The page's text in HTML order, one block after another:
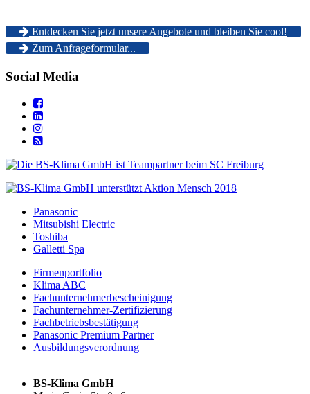
Entdecken Sie jetzt unsere Angebote und bleiben Sie cool!
Zum Anfrageformular...
Social Media
Panasonic
Mitsubishi Electric
Toshiba
Galletti Spa
Firmenportfolio
Klima ABC
Fachunternehmerbescheinigung
Fachunternehmer-Zertifizierung
Fachbetriebsbestätigung
Panasonic Premium Partner
Ausbildungsverordnung
BS-Klima GmbH